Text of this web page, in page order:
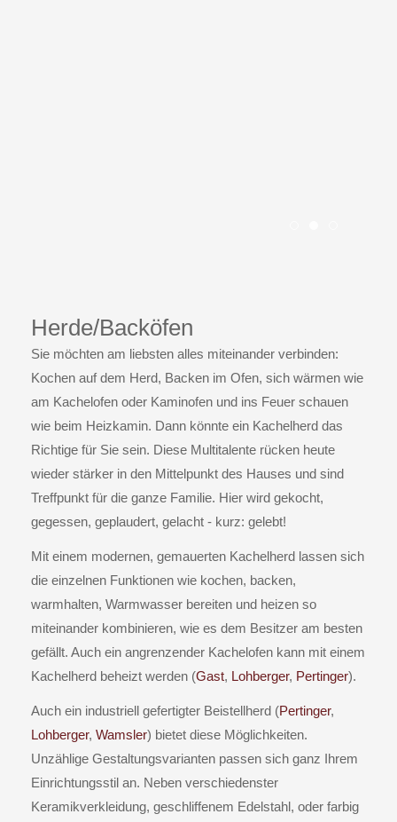
Herde/Backöfen
Sie möchten am liebsten alles miteinander verbinden:
Kochen auf dem Herd, Backen im Ofen, sich wärmen wie
am Kachelofen oder Kaminofen und ins Feuer schauen
wie beim Heizkamin. Dann könnte ein Kachelherd das
Richtige für Sie sein. Diese Multitalente rücken heute
wieder stärker in den Mittelpunkt des Hauses und sind
Treffpunkt für die ganze Familie. Hier wird gekocht,
gegessen, geplaudert, gelacht - kurz: gelebt!
Mit einem modernen, gemauerten Kachelherd lassen sich
die einzelnen Funktionen wie kochen, backen,
warmhalten, Warmwasser bereiten und heizen so
miteinander kombinieren, wie es dem Besitzer am besten
gefällt. Auch ein angrenzender Kachelofen kann mit einem
Kachelherd beheizt werden (Gast, Lohberger, Pertinger).
Auch ein industriell gefertigter Beistellherd (Pertinger,
Lohberger, Wamsler) bietet diese Möglichkeiten.
Unzählige Gestaltungsvarianten passen sich ganz Ihrem
Einrichtungsstil an. Neben verschiedenster
Keramikverkleidung, geschliffenem Edelstahl, oder farbig